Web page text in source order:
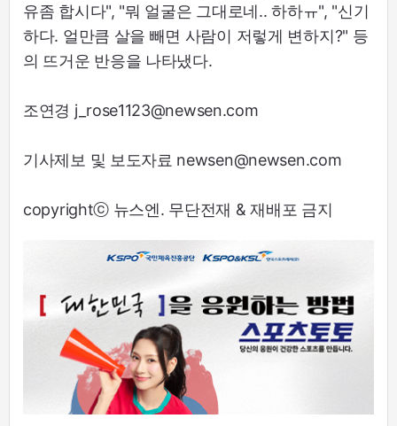
유좀 합시다", "뭐 얼굴은 그대로네.. 하하ㅠ", "신기
하다. 얼만큼 살을 빼면 사람이 저렇게 변하지?" 등
의 뜨거운 반응을 나타냈다.
조연경 j_rose1123@newsen.com
기사제보 및 보도자료 newsen@newsen.com
copyrightⓒ 뉴스엔. 무단전재 & 재배포 금지